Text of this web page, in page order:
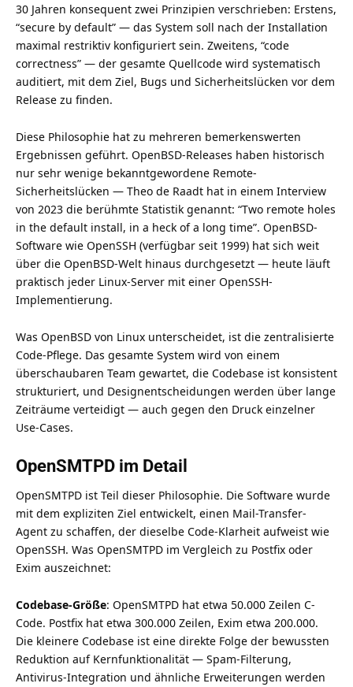
30 Jahren konsequent zwei Prinzipien verschrieben: Erstens,
“secure by default” — das System soll nach der Installation
maximal restriktiv konfiguriert sein. Zweitens, “code
correctness” — der gesamte Quellcode wird systematisch
auditiert, mit dem Ziel, Bugs und Sicherheitslücken vor dem
Release zu finden.
Diese Philosophie hat zu mehreren bemerkenswerten
Ergebnissen geführt. OpenBSD-Releases haben historisch
nur sehr wenige bekanntgewordene Remote-
Sicherheitslücken — Theo de Raadt hat in einem Interview
von 2023 die berühmte Statistik genannt: “Two remote holes
in the default install, in a heck of a long time”. OpenBSD-
Software wie OpenSSH (verfügbar seit 1999) hat sich weit
über die OpenBSD-Welt hinaus durchgesetzt — heute läuft
praktisch jeder Linux-Server mit einer OpenSSH-
Implementierung.
Was OpenBSD von Linux unterscheidet, ist die zentralisierte
Code-Pflege. Das gesamte System wird von einem
überschaubaren Team gewartet, die Codebase ist konsistent
strukturiert, und Designentscheidungen werden über lange
Zeiträume verteidigt — auch gegen den Druck einzelner
Use-Cases.
OpenSMTPD im Detail
OpenSMTPD ist Teil dieser Philosophie. Die Software wurde
mit dem expliziten Ziel entwickelt, einen Mail-Transfer-
Agent zu schaffen, der dieselbe Code-Klarheit aufweist wie
OpenSSH. Was OpenSMTPD im Vergleich zu Postfix oder
Exim auszeichnet:
Codebase-Größe: OpenSMTPD hat etwa 50.000 Zeilen C-
Code. Postfix hat etwa 300.000 Zeilen, Exim etwa 200.000.
Die kleinere Codebase ist eine direkte Folge der bewussten
Reduktion auf Kernfunktionalität — Spam-Filterung,
Antivirus-Integration und ähnliche Erweiterungen werden